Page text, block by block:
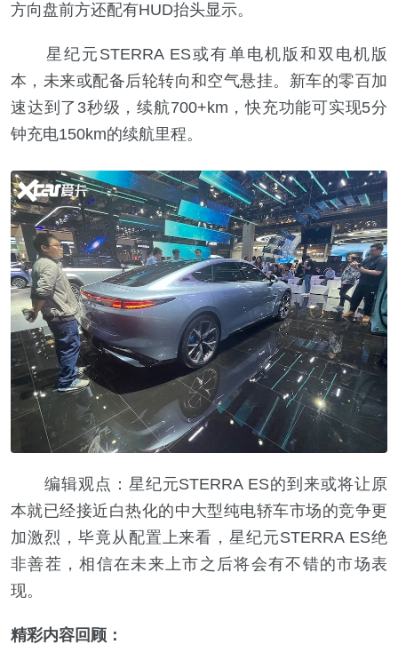
方向盘前方还配有HUD抬头显示。
星纪元STERRA ES或有单电机版和双电机版
本，未来或配备后轮转向和空气悬挂。新车的零百加
速达到了3秒级，续航700+km，快充功能可实现5分
钟充电150km的续航里程。
编辑观点：星纪元STERRA ES的到来或将让原
本就已经接近白热化的中大型纯电轿车市场的竞争更
加激烈，毕竟从配置上来看，星纪元STERRA ES绝
非善茬，相信在未来上市之后将会有不错的市场表
现。
精彩内容回顾：